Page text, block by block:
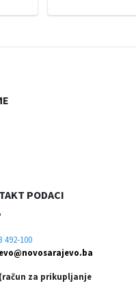
PODACI
492-100
za prikupljanje